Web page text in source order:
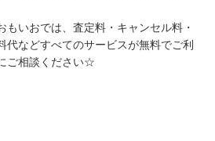
もいおでは、査定料・キャンセル料・
代などすべてのサービスが無料でご利
ご相談ください☆